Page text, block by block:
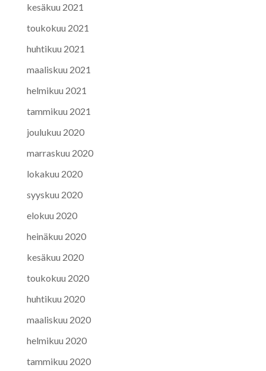
kesäkuu 2021
toukokuu 2021
huhtikuu 2021
maaliskuu 2021
helmikuu 2021
tammikuu 2021
joulukuu 2020
marraskuu 2020
lokakuu 2020
syyskuu 2020
elokuu 2020
heinäkuu 2020
kesäkuu 2020
toukokuu 2020
huhtikuu 2020
maaliskuu 2020
helmikuu 2020
tammikuu 2020